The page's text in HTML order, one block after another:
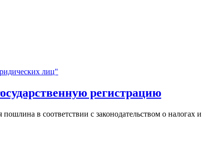
лиц"
регистрацию
в соответствии с законодательством о налогах и